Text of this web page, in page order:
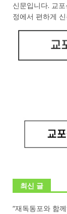
신문입니다. 교
정에서 편하게
최신 글
“재독동포와 함